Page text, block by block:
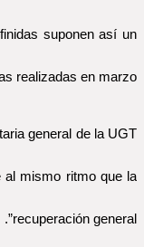
suponen así un
realizadas en marzo.
general de la UGT
al mismo ritmo que la
recuperación general”.